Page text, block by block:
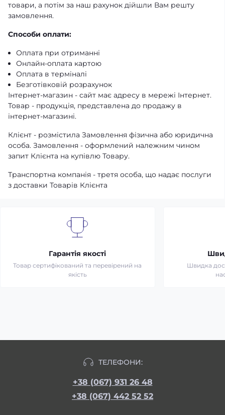
товари, а потім за наш рахунок дійшли Вам решту
замовлення.
Способи оплати:
Оплата при отриманні
Онлайн-оплата картою
Оплата в терміналі
Безготівковій розрахунок
Інтернет-магазин - сайт має адресу в мережі Інтернет.
Товар - продукція, представлена ​​до продажу в
інтернет-магазині.
Клієнт - розмістила Замовлення фізична або юридична
особа. Замовлення - оформлений належним чином
запит Клієнта на купівлю Товару.
Транспортна компанія - третя особа, що надає послуги
з доставки Товарів Клієнта
Гарантія якості
Товар сертифікований та перевірений на
якість
Швидка
ТЕЛЕФОНИ:
+38 (067) 931 26 48
+38 (067) 442 52 52